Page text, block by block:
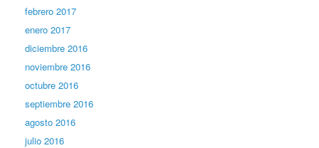
febrero 2017
enero 2017
diciembre 2016
noviembre 2016
octubre 2016
septiembre 2016
agosto 2016
julio 2016